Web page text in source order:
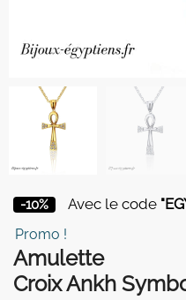
-10% Avec le code
Promo !
Amulette
Croix Ankh